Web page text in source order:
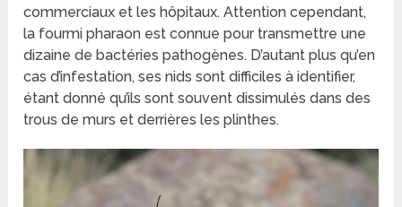
commerciaux et les hôpitaux. Attention cependant,
la fourmi pharaon est connue pour transmettre une
dizaine de bactéries pathogènes. D’autant plus qu’en
cas d’infestation, ses nids sont difficiles à identifier,
étant donné qu’ils sont souvent dissimulés dans des
trous de murs et derrières les plinthes.